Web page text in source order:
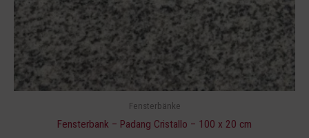
Fensterbänke
Fensterbank – Padang Cristallo – 100 x 20 cm